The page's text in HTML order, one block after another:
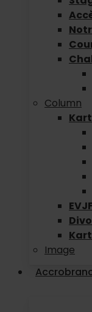
Column
Image